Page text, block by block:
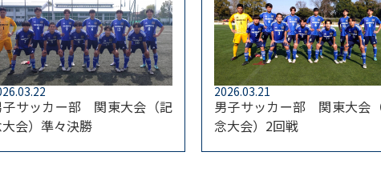
子サッカー部 関東大会（記
会）準々決勝
2026.03.21
男子サッカー部 関東大会
念大会）2回戦